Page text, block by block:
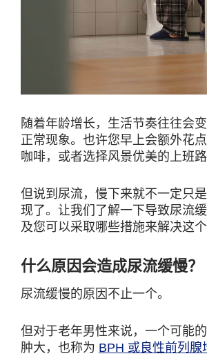
随着年龄增长，生活节奏往往会
正常现象。也许您早上会额外花
咖啡，或者选择风景优美的上班路
但说到尿流，慢下来就不一定只
现了。让我们了解一下导致尿流
及您可以采取哪些措施来解决这个
什么原因会造成尿流缓慢？
尿流缓慢的原因不止一个。
但对于老年男性来说，一个可能
肿大，也称为 BPH 或良性前列腺